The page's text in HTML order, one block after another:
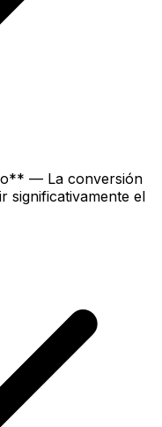
— La conversión
significativamente el